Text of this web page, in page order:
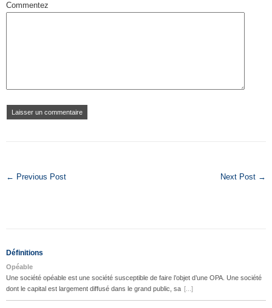
Commentez
← Previous Post Next Post →
Définitions
Opéable
Une société opéable est une société susceptible de faire l’objet d’une OPA. Une société
dont le capital est largement diffusé dans le grand public, sa [...]